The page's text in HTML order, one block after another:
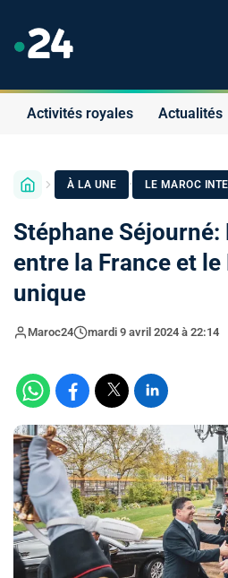
Activités royales Actualités
À LA UNE · LE MAROC
Stéphane
entre la France et
unique
Maroc24 mardi 9 avril 2024 à 22:14